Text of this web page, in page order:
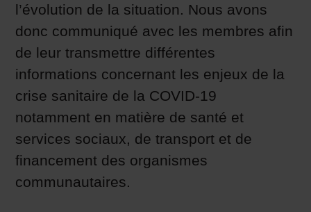
l’évolution de la situation. Nous avons
donc communiqué avec les membres afin
de leur transmettre différentes
informations concernant les enjeux de la
crise sanitaire de la COVID-19
notamment en matière de santé et
services sociaux, de transport et de
financement des organismes
communautaires.